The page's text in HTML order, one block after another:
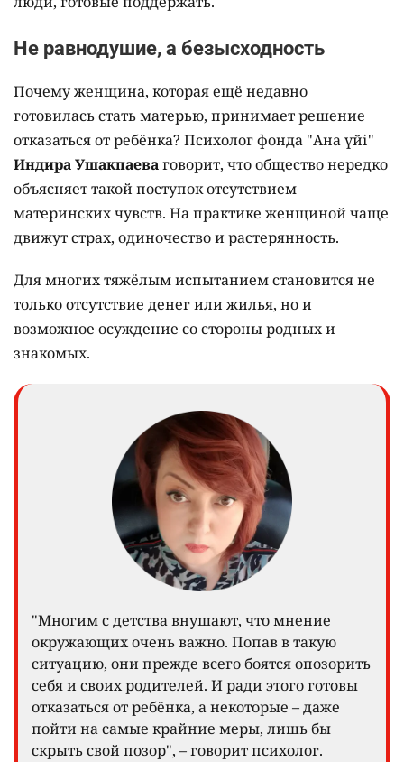
Не равнодушие, а безысходность
Почему женщина, которая ещё недавно
готовилась стать матерью, принимает решение
отказаться от ребёнка? Психолог фонда "Ана үйі"
Индира Ушакпаеваговорит, что общество нередко
объясняет такой поступок отсутствием
материнских чувств. На практике женщиной чаще
движут страх, одиночество и растерянность.
Для многих тяжёлым испытанием становится не
только отсутствие денег или жилья, но и
возможное осуждение со стороны родных и
знакомых.
"Многим с детства внушают, что мнение
окружающих очень важно. Попав в такую
ситуацию, они прежде всего боятся опозорить
себя и своих родителей. И ради этого готовы
отказаться от ребёнка, а некоторые – даже
пойти на самые крайние меры, лишь бы
скрыть свой позор", – говорит психолог.